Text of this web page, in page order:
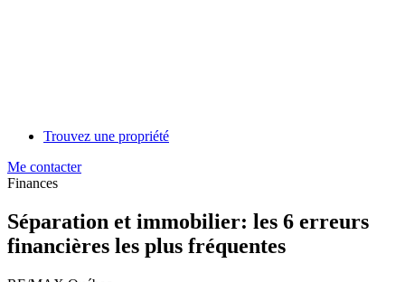
Trouvez une propriété
Me contacter
Finances
Séparation et immobilier: les 6 erreurs
financières les plus fréquentes